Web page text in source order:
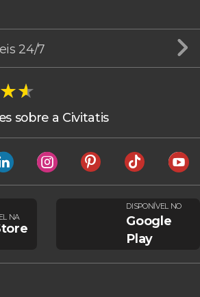
24/7
sobre a Civitatis
NA
DISPONÍVEL NO
Google
Play